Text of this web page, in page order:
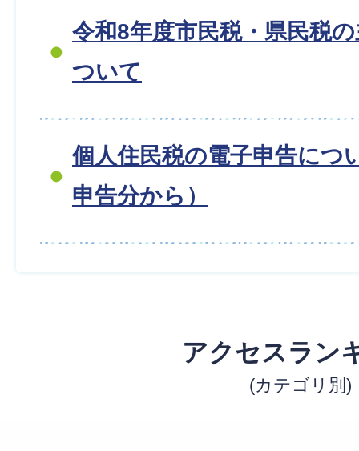
令和8年度市民税・県民税
ついて
個人住民税の電子申告につ
申告分から）
アクセスラン
(カテゴリ別)